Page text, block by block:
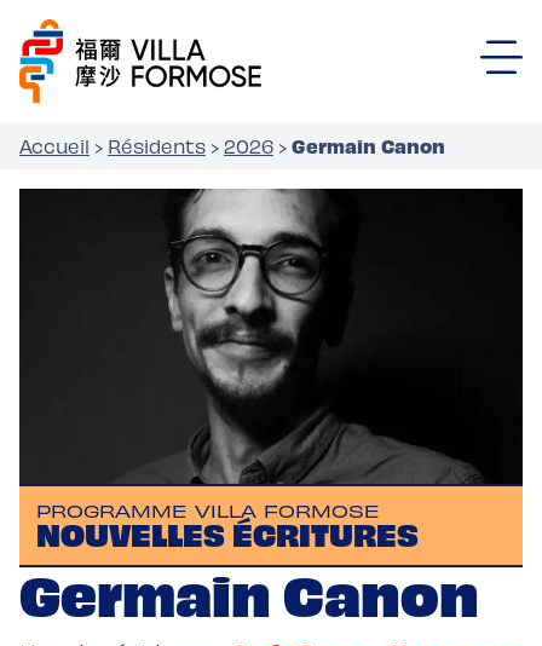
Accueil › Résidents › 2026 › Germain Canon
PROGRAMME VILLA FORMOSE
NOUVELLES ÉCRITURES
Germain Canon